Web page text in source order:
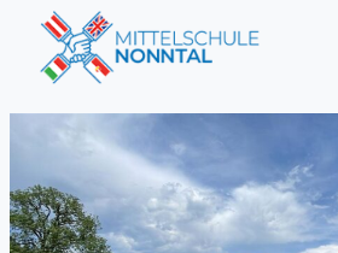
Zum
Inhalt
springen